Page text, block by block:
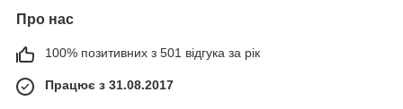
Про нас
100% позитивних з 501 відгука за рік
Працює з 31.08.2017